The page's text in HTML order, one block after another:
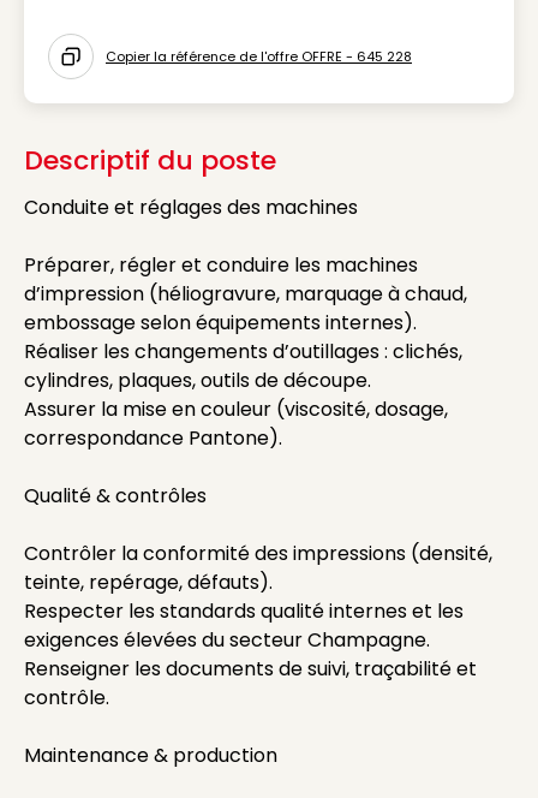
Icon copy to clipboard
Copier la référence de l'offre OFFRE - 645 228
Descriptif du poste
Conduite et réglages des machines
Préparer, régler et conduire les machines
d’impression (héliogravure, marquage à chaud,
embossage selon équipements internes).
Réaliser les changements d’outillages : clichés,
cylindres, plaques, outils de découpe.
Assurer la mise en couleur (viscosité, dosage,
correspondance Pantone).
Qualité & contrôles
Contrôler la conformité des impressions (densité,
teinte, repérage, défauts).
Respecter les standards qualité internes et les
exigences élevées du secteur Champagne.
Renseigner les documents de suivi, traçabilité et
contrôle.
Maintenance & production